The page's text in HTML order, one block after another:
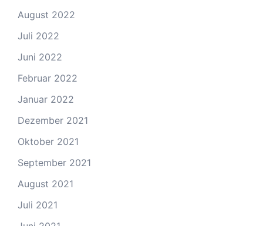
August 2022
Juli 2022
Juni 2022
Februar 2022
Januar 2022
Dezember 2021
Oktober 2021
September 2021
August 2021
Juli 2021